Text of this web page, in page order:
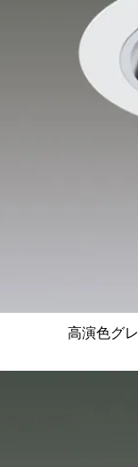
高演色グ